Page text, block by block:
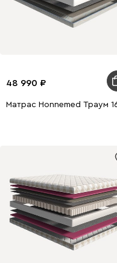
48 990
Матрас Honnemed Траум